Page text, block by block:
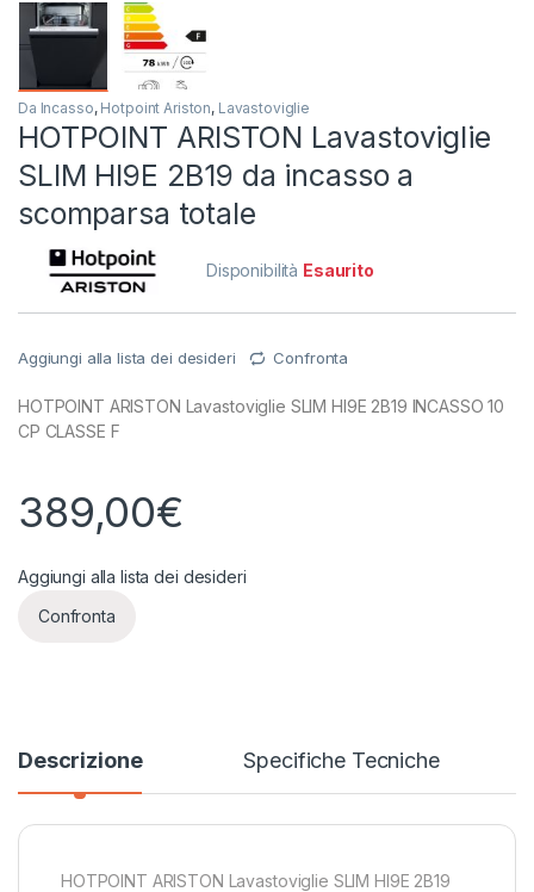
Da Incasso, Hotpoint Ariston, Lavastoviglie
HOTPOINT ARISTON Lavastoviglie
SLIM HI9E 2B19 da incasso a
scomparsa totale
Disponibilità Esaurito
Aggiungi alla lista dei desideri Confronta
HOTPOINT ARISTON Lavastoviglie SLIM HI9E 2B19 INCASSO 10
CP CLASSE F
389,00€
Aggiungi alla lista dei desideri
Confronta
Descrizione Specifiche Tecniche
HOTPOINT ARISTON Lavastoviglie SLIM HI9E 2B19